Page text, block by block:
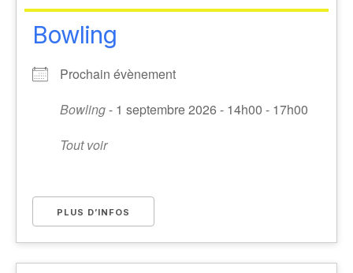
Bowling
Prochain évènement
Bowling- 1 septembre 2026 - 14h00 - 17h00
Tout voir
PLUS D’INFOS